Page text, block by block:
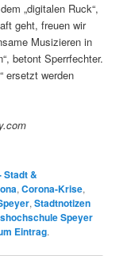
„digitalen Ruck“,
geht, freuen wir
Musizieren in
betont Sperrfechter.
ersetzt werden
Stadt &
,Corona-Krise,
,Stadtnotizen
Speyer
Eintrag.